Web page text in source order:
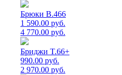
Брюки B.466
1 590.00 руб.
4 770.00 руб.
Бриджи T.66+
990.00 руб.
2 970.00 руб.